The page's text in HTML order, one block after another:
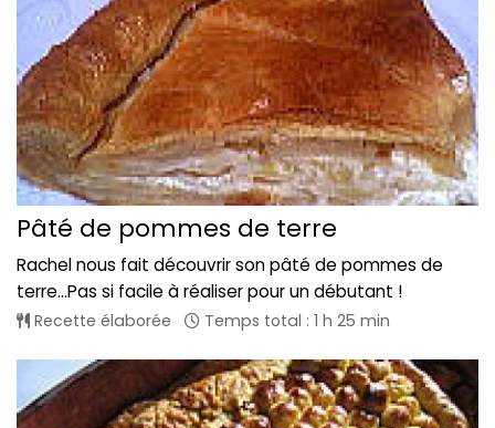
L'actu cuisine
Connexion
Pâté de pommes de terre
Rachel nous fait découvrir son pâté de pommes de
terre...Pas si facile à réaliser pour un débutant !
Recette élaborée Temps total : 1 h 25 min